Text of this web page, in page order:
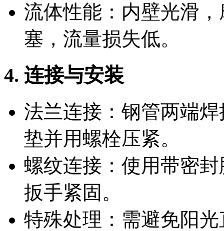
流体性能：内壁光滑
塞，流量损失低。
4. 连接与安装
法兰连接：钢管两端
垫并用螺栓压紧。
螺纹连接：使用带密
扳手紧固。
特殊处理：需避免阳